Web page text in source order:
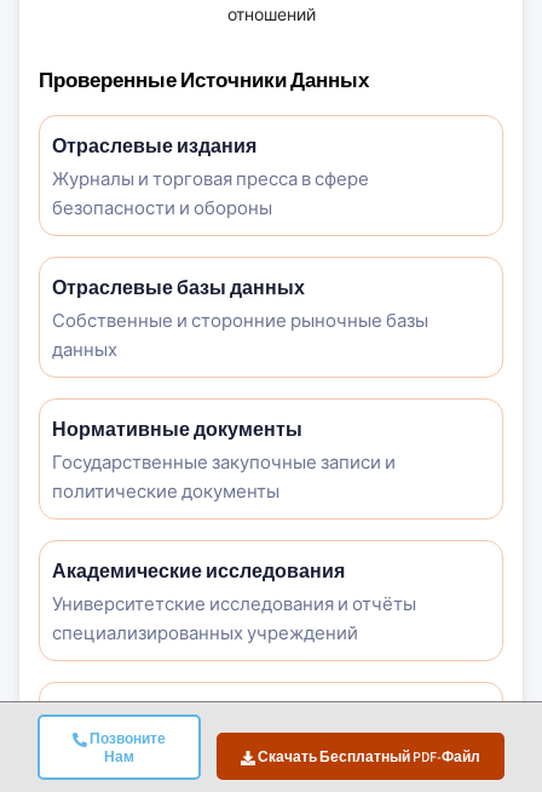
Позвоните
Нам
Скачать Бесплатный PDF-Файл
отношений
Проверенные Источники Данных
Отраслевые издания
Журналы и торговая пресса в сфере
безопасности и обороны
Отраслевые базы данных
Собственные и сторонние рыночные базы
данных
Нормативные документы
Государственные закупочные записи и
политические документы
Академические исследования
Университетские исследования и отчёты
специализированных учреждений
Корпоративные отчёты
Годовые отчёты, презентации для инвесторов и
регуляторные документы